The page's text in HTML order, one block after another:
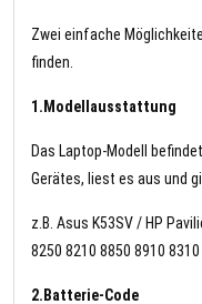
Zwei einfache
finden.
1.Modellausstattung
Das Laptop-Modell
Gerätes, liest es aus und
z.B. Asus K53SV / HP
8250 8210 8850 8910
2.Batterie-Code